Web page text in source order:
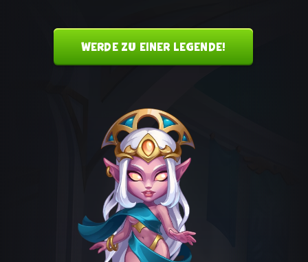
WERDE ZU EINER LEGENDE!